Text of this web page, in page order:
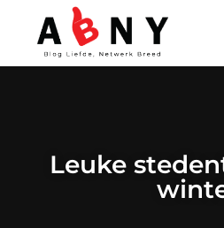
Leuke